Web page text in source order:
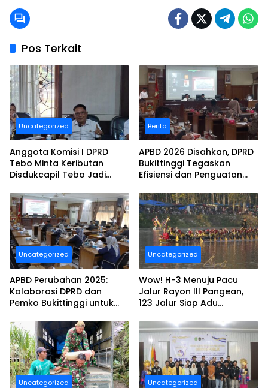
Pos Terkait
Uncategorized
Anggota Komisi I DPRD
Tebo Minta Keributan
Disdukcapil Tebo Jadi
Berita
APBD 2026 Disahkan, DPRD
Bukittinggi Tegaskan
Efisiensi dan Penguatan
Uncategorized
APBD Perubahan 2025:
Kolaborasi DPRD dan
Pemko Bukittinggi untuk
Uncategorized
Wow! H-3 Menuju Pacu
Jalur Rayon III Pangean,
123 Jalur Siap Adu
Uncategorized Uncategorized